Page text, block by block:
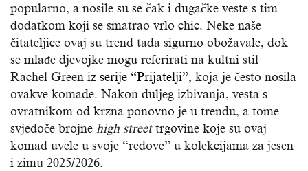
popularno, a nosile su se čak i dugačke veste s tim
dodatkom koji se smatrao vrlo chic. Neke naše
čitateljice ovaj su trend tada sigurno obožavale, dok
se mlađe djevojke mogu referirati na kultni stil
Rachel Green iz serije “Prijatelji”, koja je često nosila
ovakve komade. Nakon duljeg izbivanja, vesta s
ovratnikom od krzna ponovno je u trendu, a tome
svjedoče brojne high streettrgovine koje su ovaj
komad uvele u svoje “redove” u kolekcijama za jesen
i zimu 2025/2026.